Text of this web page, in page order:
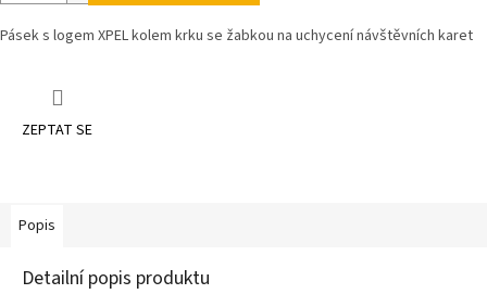
Pásek s logem XPEL kolem krku se žabkou na uchycení návštěvních karet
ZEPTAT SE
Popis
Detailní popis produktu